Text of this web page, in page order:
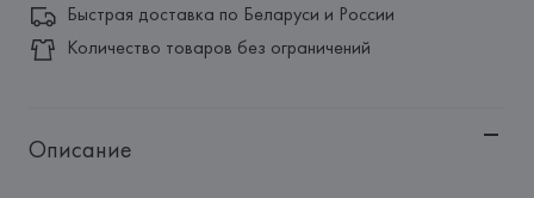
Быстрая доставка по Беларуси и России
Количество товаров без ограничений
Описание